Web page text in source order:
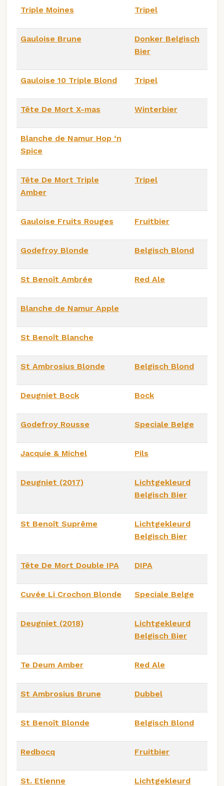
Triple Moines Tripel
Gauloise Brune
Donker Belgisch
Bier
Gauloise 10 Triple Blond Tripel
Tête De Mort X-mas Winterbier
Blanche de Namur Hop ‘n
Spice
Tête De Mort Triple
Amber
Tripel
Gauloise Fruits Rouges Fruitbier
Godefroy Blonde Belgisch Blond
St Benoît Ambrée Red Ale
Blanche de Namur Apple
St Benoît Blanche
St Ambrosius Blonde Belgisch Blond
Deugniet Bock Bock
Godefroy Rousse Speciale Belge
Jacquie & Michel Pils
Deugniet (2017)
Lichtgekleurd
Belgisch Bier
St Benoît Suprême
Lichtgekleurd
Belgisch Bier
Tête De Mort Double IPA DIPA
Cuvée Li Crochon Blonde Speciale Belge
Deugniet (2018)
Lichtgekleurd
Belgisch Bier
Te Deum Amber Red Ale
St Ambrosius Brune Dubbel
St Benoît Blonde Belgisch Blond
Redbocq Fruitbier
St. Etienne
Lichtgekleurd